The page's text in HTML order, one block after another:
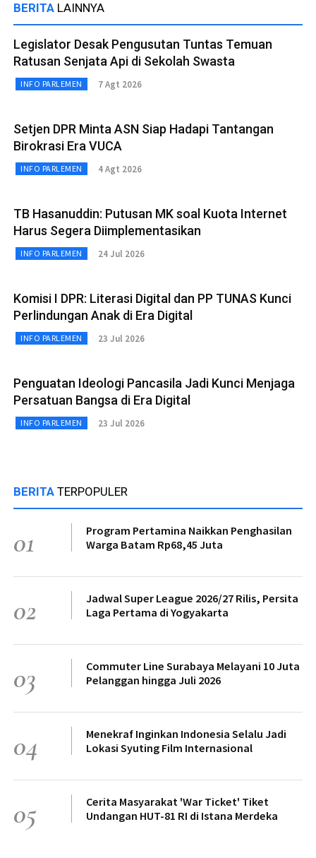
BERITA LAINNYA
Legislator Desak Pengusutan Tuntas Temuan
Ratusan Senjata Api di Sekolah Swasta
INFO PARLEMEN 7 Agt 2026
Setjen DPR Minta ASN Siap Hadapi Tantangan
Birokrasi Era VUCA
INFO PARLEMEN 4 Agt 2026
TB Hasanuddin: Putusan MK soal Kuota Internet
Harus Segera Diimplementasikan
INFO PARLEMEN 24 Jul 2026
Komisi I DPR: Literasi Digital dan PP TUNAS Kunci
Perlindungan Anak di Era Digital
INFO PARLEMEN 23 Jul 2026
Penguatan Ideologi Pancasila Jadi Kunci Menjaga
Persatuan Bangsa di Era Digital
INFO PARLEMEN 23 Jul 2026
BERITA TERPOPULER
01
Program Pertamina Naikkan Penghasilan
Warga Batam Rp68,45 Juta
02
Jadwal Super League 2026/27 Rilis, Persita
Laga Pertama di Yogyakarta
03
Commuter Line Surabaya Melayani 10 Juta
Pelanggan hingga Juli 2026
04
Menekraf Inginkan Indonesia Selalu Jadi
Lokasi Syuting Film Internasional
05
Cerita Masyarakat 'War Ticket' Tiket
Undangan HUT-81 RI di Istana Merdeka